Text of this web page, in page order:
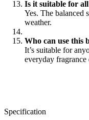
Is it suitable for all
Yes. The balanced
weather.
Who can use this
It’s suitable for
everyday fragrance
Specification